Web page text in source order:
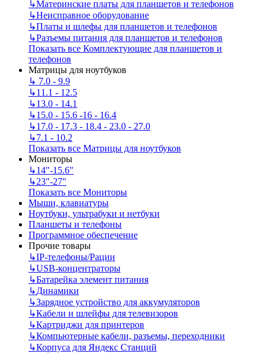
↳Материнские платы для планшетов и телефонов
↳Неисправное оборудование
↳Платы и шлефы для планшетов и телефонов
↳Разъемы питания для планшетов и телефонов
Показать все Комплектующие для планшетов и
телефонов
Матрицы для ноутбуков
↳ 7.0 - 9.9
↳11.1 - 12.5
↳13.0 - 14.1
↳15.0 - 15.6 -16 - 16.4
↳17.0 - 17.3 - 18.4 - 23.0 - 27.0
↳7.1 - 10.2
Показать все Матрицы для ноутбуков
Мониторы
↳14"-15.6"
↳23"-27"
Показать все Мониторы
Мыши, клавиатуры
Ноутбуки, ультрабуки и нетбуки
Планшеты и телефоны
Программное обеспечение
Прочие товары
↳IP‑телефоны/Рации
↳USB-концентраторы
↳Батарейка элемент питания
↳Динамики
↳Зарядное устройство для аккумуляторов
↳Кабели и шлейфы для телевизоров
↳Картриджи для принтеров
↳Компьютерные кабели, разъемы, переходники
↳Корпуса для Яндекс Станций